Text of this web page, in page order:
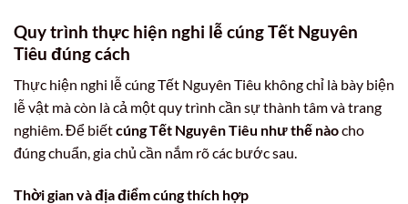
Quy trình thực hiện nghi lễ cúng Tết Nguyên
Tiêu đúng cách
Thực hiện nghi lễ cúng Tết Nguyên Tiêu không chỉ là bày biện
lễ vật mà còn là cả một quy trình cần sự thành tâm và trang
nghiêm. Để biếtcúng Tết Nguyên Tiêu như thế nàocho
đúng chuẩn, gia chủ cần nắm rõ các bước sau.
Thời gian và địa điểm cúng thích hợp